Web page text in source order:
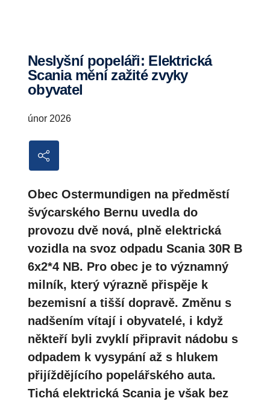
Neslyšní popeláři: Elektrická
Scania mění zažité zvyky
obyvatel
únor 2026
Obec Ostermundigen na předměstí
švýcarského Bernu uvedla do
provozu dvě nová, plně elektrická
vozidla na svoz odpadu Scania 30R B
6x2*4 NB. Pro obec je to významný
milník, který výrazně přispěje k
bezemisní a tišší dopravě. Změnu s
nadšením vítají i obyvatelé, i když
někteří byli zvyklí připravit nádobu s
odpadem k vysypání až s hlukem
přijíždějícího popelářského auta.
Tichá elektrická Scania je však bez